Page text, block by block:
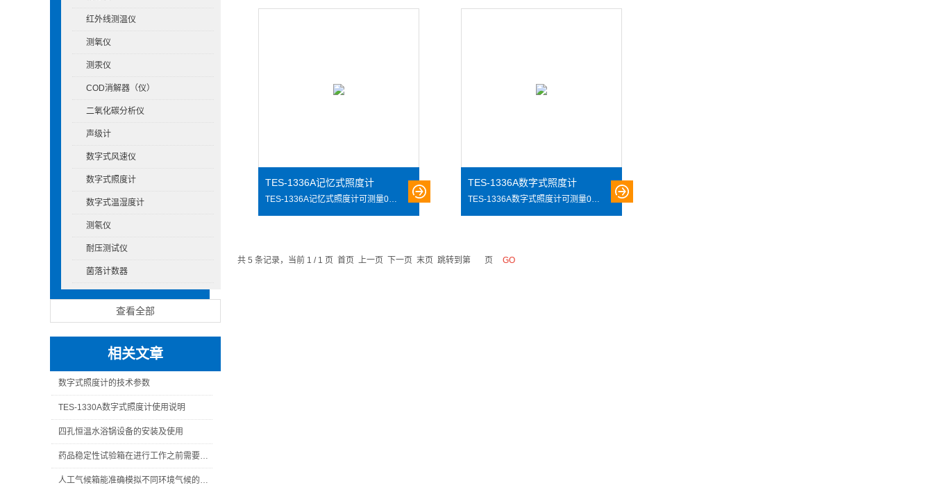
红外线测温仪
测氧仪
测汞仪
COD消解器（仪）
二氧化碳分析仪
声级计
数字式风速仪
数字式照度计
数字式温湿度计
测氡仪
耐压测试仪
菌落计数器
查看全部
相关文章
数字式照度计的技术参数
TES-1330A数字式照度计使用说明
四孔恒温水浴锅设备的安装及使用
药品稳定性试验箱在进行工作之前需要做好哪些准备？
人工气候箱能准确模拟不同环境气候的条件
TES-1336A记忆式照度计
TES-1336A记忆式照度计可测量0~20000 Lux/Fc,可测量光强度.RS-232接口可与计算机联机.
TES-1336A数字式照度计
TES-1336A数字式照度计可测量0~20000 Lux/Fc,可测量光强度.RS-232接口可与计算机联机.
共 5 条记录，当前 1 / 1 页 首页 上一页 下一页 末页 跳转到第 页